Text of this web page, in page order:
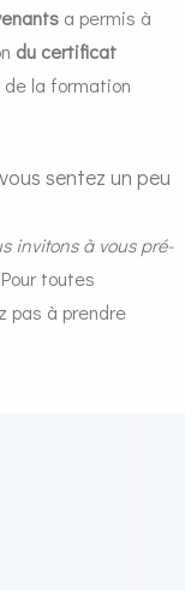
a permis à
du certificat
la formation
sentez un peu
invitons à vous pré-
Pour toutes
pas à prendre